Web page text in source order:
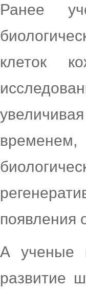
Ранее
клеток
появления
А ученые
развитие